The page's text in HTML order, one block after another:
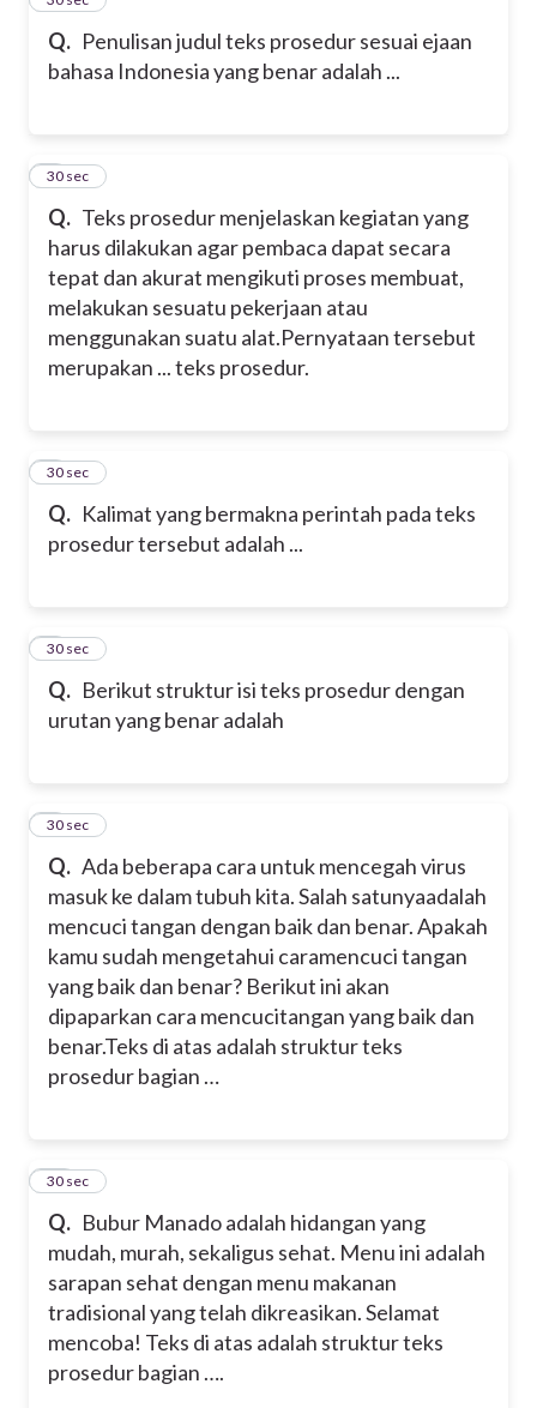
Q. Penulisan judul teks prosedur sesuai ejaan
bahasa Indonesia yang benar adalah ...
Q. Teks prosedur menjelaskan kegiatan yang
harus dilakukan agar pembaca dapat secara
tepat dan akurat mengikuti proses membuat,
melakukan sesuatu pekerjaan atau
menggunakan suatu alat.Pernyataan tersebut
merupakan ... teks prosedur.
6
30 sec
Q. Kalimat yang bermakna perintah pada teks
prosedur tersebut adalah ...
7
30 sec
Q. Berikut struktur isi teks prosedur dengan
urutan yang benar adalah
8
30 sec
Q. Ada beberapa cara untuk mencegah virus
masuk ke dalam tubuh kita. Salah satunyaadalah
mencuci tangan dengan baik dan benar. Apakah
kamu sudah mengetahui caramencuci tangan
yang baik dan benar? Berikut ini akan
dipaparkan cara mencucitangan yang baik dan
benar.Teks di atas adalah struktur teks
prosedur bagian …
9
30 sec
Q. Bubur Manado adalah hidangan yang
mudah, murah, sekaligus sehat. Menu ini adalah
sarapan sehat dengan menu makanan
tradisional yang telah dikreasikan. Selamat
mencoba! Teks di atas adalah struktur teks
prosedur bagian ….
10
30 sec